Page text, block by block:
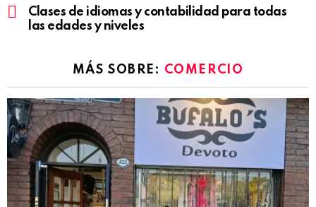
Clases de idiomas y contabilidad para todas
las edades y niveles
MÁS SOBRE: COMERCIO